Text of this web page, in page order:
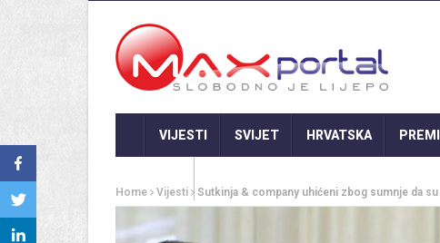
VIJESTI SVIJET HRVATSKA
Home Vijesti Sutkinja & company uhićeni zbog sumnje da